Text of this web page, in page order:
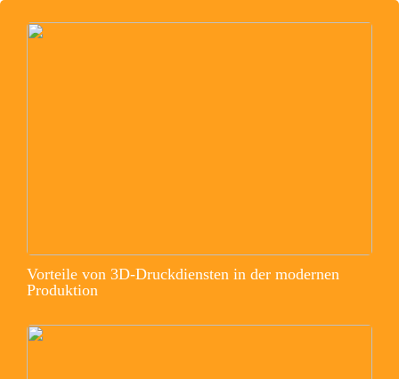
Vorteile von 3D-Druckdiensten in der modernen
Produktion